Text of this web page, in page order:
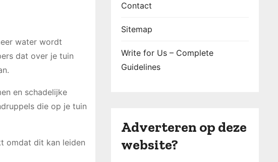
water wordt
dat over je tuin
en schadelijke
die op je tuin
omdat dit kan leiden
Contact
Sitemap
Write for Us – Complete
Guidelines
Adverteren op deze
website?